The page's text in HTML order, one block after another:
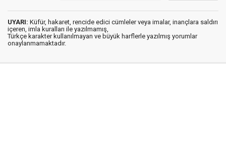
UYARI: Küfür, hakaret, rencide edici cümleler veya imalar, inançlara saldırı
içeren, imla kuralları ile yazılmamış,
Türkçe karakter kullanılmayan ve büyük harflerle yazılmış yorumlar
onaylanmamaktadır.